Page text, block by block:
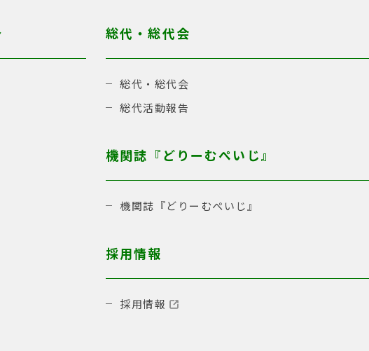
総代・総代会
総代・総代会
総代活動報告
機関誌『どりーむぺいじ』
機関誌『どりーむぺいじ』
採用情報
採用情報